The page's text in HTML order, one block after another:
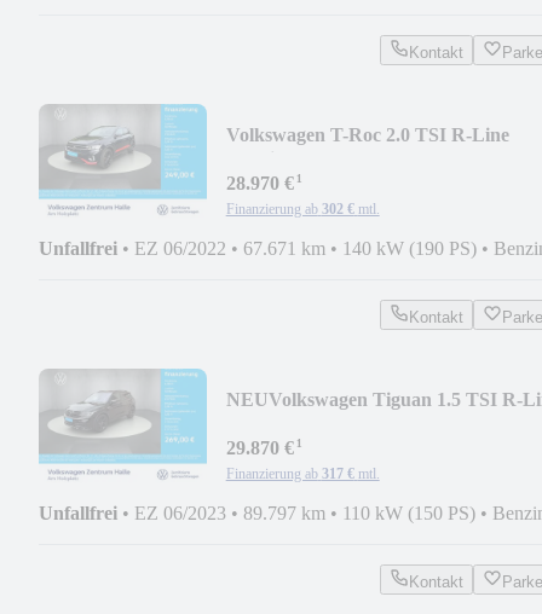
Kontakt
Volkswagen T-Roc 2.0 TSI R-Line
28.970 €¹
Finanzierung ab 302 € mtl.
Unfallfrei • EZ 06/2022 • 67.671 km • 140 kW (190 PS) •
Kontakt
NEUVolkswagen Tiguan 1.5 TSI R-
29.870 €¹
Finanzierung ab 317 € mtl.
Unfallfrei • EZ 06/2023 • 89.797 km • 110 kW (150 PS) •
Kontakt